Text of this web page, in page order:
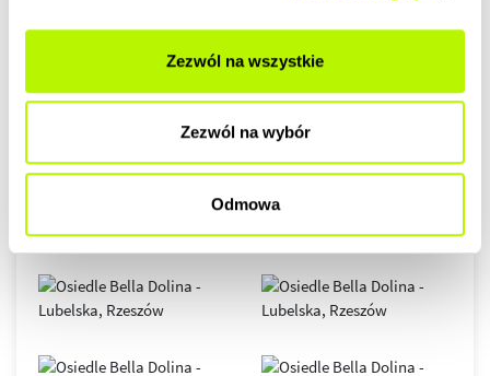
Zezwól na wszystkie
Zezwól na wybór
Odmowa